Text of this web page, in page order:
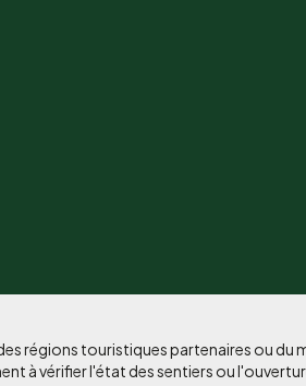
régions touristiques partenaires ou du
à vérifier l'état des sentiers ou